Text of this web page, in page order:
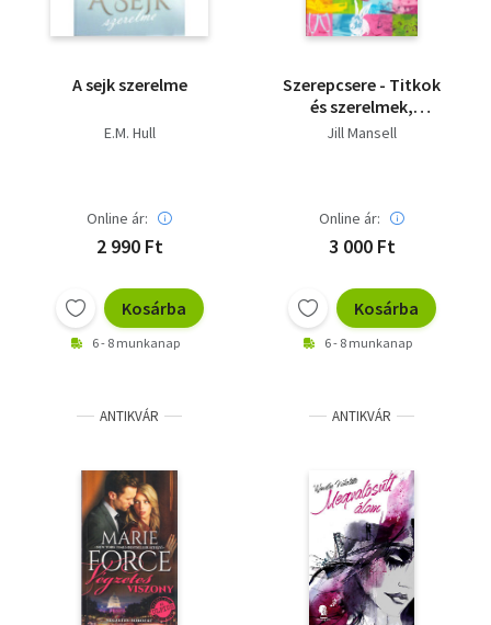
A sejk szerelme
E.M. Hull
Online ár:
2 990 Ft
Kosárba
6 - 8 munkanap
Szerepcsere - Titkok
és szerelmek,
félreértések és
Jill Mansell
Online ár:
3 000 Ft
Kosárba
6 - 8 munkanap
ANTIKVÁR ANTIKVÁR